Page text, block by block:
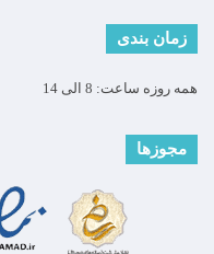
زمان بندی
همه روزه ساعت: 8 الی 14
مجوزها